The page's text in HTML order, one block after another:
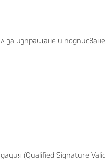
за изпращане и
(Qualified Signature